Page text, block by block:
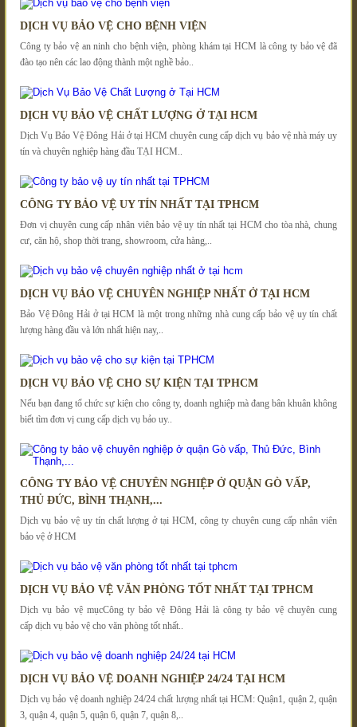
DỊCH VỤ BẢO VỆ CHO BỆNH VIỆN
Công ty bảo vệ an ninh cho bệnh viện, phòng khám tại HCM là công ty bảo vệ đã
đào tạo nên các lao động thành một nghề bảo..
DỊCH VỤ BẢO VỆ CHẤT LƯỢNG Ở TẠI HCM
Dịch Vụ Bảo Vệ Đông Hải ở tại HCM chuyên cung cấp dịch vụ bảo vệ nhà máy uy
tín và chuyên nghiệp hàng đầu TẠI HCM..
CÔNG TY BẢO VỆ UY TÍN NHẤT TẠI TPHCM
Đơn vị chuyên cung cấp nhân viên bảo vệ uy tín nhất tại HCM cho tòa nhà, chung
cư, căn hộ, shop thời trang, showroom, cửa hàng,..
DỊCH VỤ BẢO VỆ CHUYÊN NGHIỆP NHẤT Ở TẠI HCM
Bảo Vệ Đông Hải ở tại HCM là một trong những nhà cung cấp bảo vệ uy tín chất
lượng hàng đầu và lớn nhất hiện nay,..
DỊCH VỤ BẢO VỆ CHO SỰ KIỆN TẠI TPHCM
Nếu bạn đang tổ chức sự kiện cho công ty, doanh nghiệp mà đang bân khuân không
biết tìm đơn vị cung cấp dịch vụ bảo uy..
CÔNG TY BẢO VỆ CHUYÊN NGHIỆP Ở QUẬN GÒ VẤP,
THỦ ĐỨC, BÌNH THẠNH,...
Dịch vụ bảo vệ uy tín chất lượng ở tại HCM, công ty chuyên cung cấp nhân viên
bảo vệ ở HCM
DỊCH VỤ BẢO VỆ VĂN PHÒNG TỐT NHẤT TẠI TPHCM
Dịch vụ bảo vệ mụcCông ty bảo vệ Đông Hải là công ty bảo vệ chuyên cung
cấp dịch vụ bảo vệ cho văn phòng tốt nhất..
DỊCH VỤ BẢO VỆ DOANH NGHIỆP 24/24 TẠI HCM
Dịch vụ bảo vệ doanh nghiệp 24/24 chất lượng nhất tại HCM: Quận1, quận 2, quận
3, quận 4, quận 5, quận 6, quận 7, quận 8,..